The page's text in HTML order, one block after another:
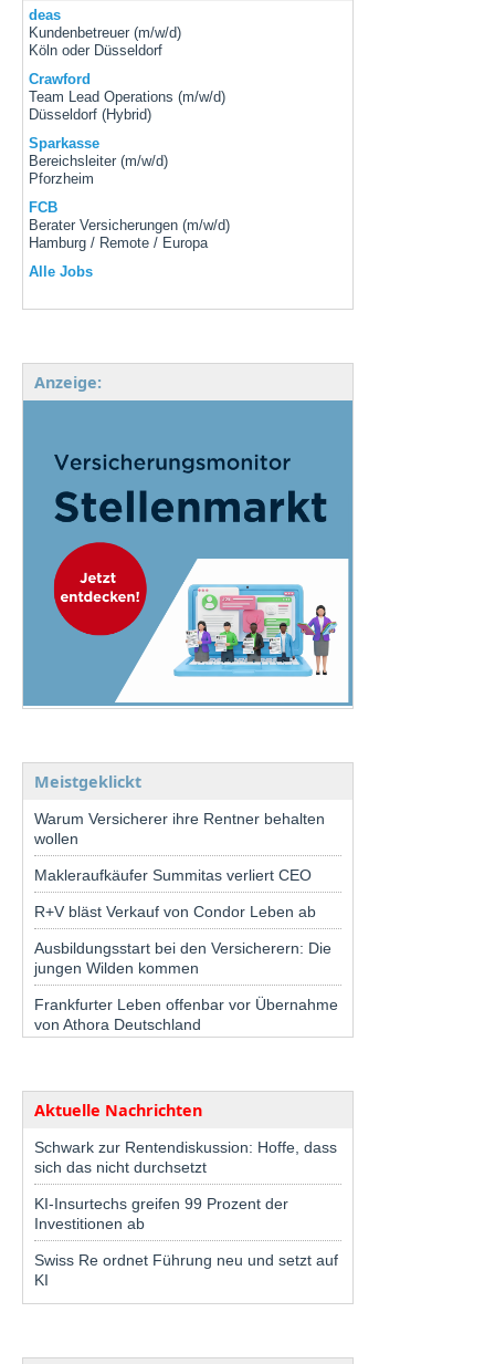
deas
Kundenbetreuer (m/w/d)
Köln oder Düsseldorf
Crawford
Team Lead Operations (m/w/d)
Düsseldorf (Hybrid)
Sparkasse
Bereichsleiter (m/w/d)
Pforzheim
FCB
Berater Versicherungen (m/w/d)
Hamburg / Remote / Europa
Alle Jobs
Anzeige:
Meistgeklickt
Warum Versicherer ihre Rentner behalten
wollen
Makleraufkäufer Summitas verliert CEO
R+V bläst Verkauf von Condor Leben ab
Ausbildungsstart bei den Versicherern: Die
jungen Wilden kommen
Frankfurter Leben offenbar vor Übernahme
von Athora Deutschland
Aktuelle Nachrichten
Schwark zur Rentendiskussion: Hoffe, dass
sich das nicht durchsetzt
KI-Insurtechs greifen 99 Prozent der
Investitionen ab
Swiss Re ordnet Führung neu und setzt auf
KI